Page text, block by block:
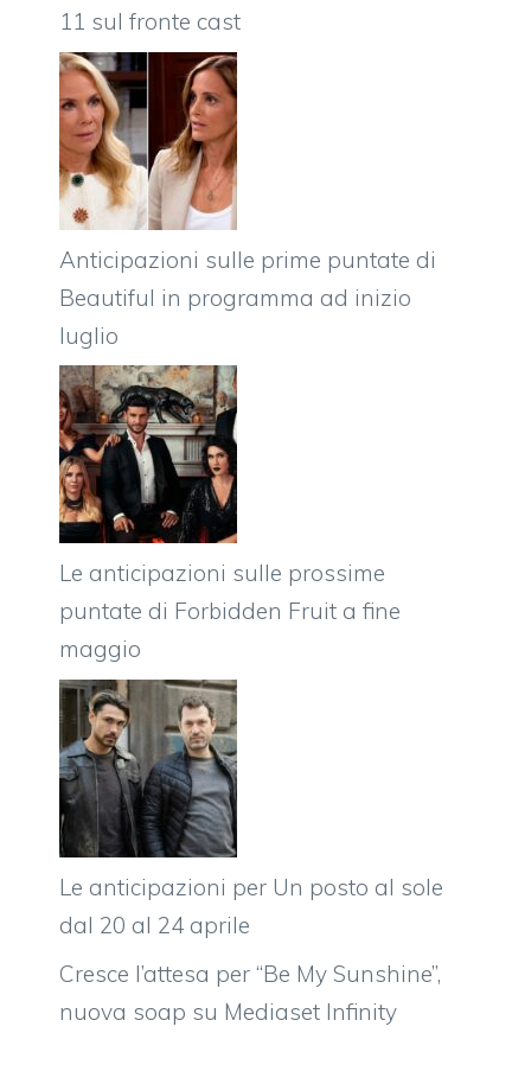
11 sul fronte cast
Anticipazioni sulle prime puntate di
Beautiful in programma ad inizio
luglio
Le anticipazioni sulle prossime
puntate di Forbidden Fruit a fine
maggio
Le anticipazioni per Un posto al sole
dal 20 al 24 aprile
Cresce l’attesa per “Be My Sunshine”,
nuova soap su Mediaset Infinity